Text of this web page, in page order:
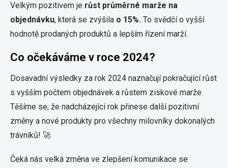
Velkým pozitivem je růst průměrné marže na
objednávku, která se zvýšila o 15%. To svědčí o vyšší
hodnotě prodaných produktů a lepším řízení marží.
Co očekáváme v roce 2024?
Dosavadní výsledky za rok 2024 naznačují pokračující růst
s vyšším počtem objednávek a růstem ziskové marže.
Těšíme se, že nadcházející rok přinese další pozitivní
změny a nové produkty pro všechny milovníky dokonalých
trávníků! 🚀
Čeká nás velká změna ve zlepšení komunikace se